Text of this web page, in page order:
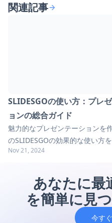
関連記事
SLIDESGOの使い方：プレ
ョンの総合ガイド
魅力的なプレゼンテーションを
のSLIDESGOの効果的な使い方
ょう。魅力的なスライドを作成
ょう。完全ガイドを今すぐ探索
Nov 21, 2024
あなたに最
を簡単に見
今す